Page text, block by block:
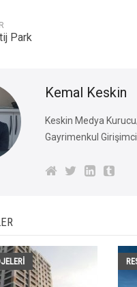
Park
Kemal Keskin
Keskin Medya
Gayrimenkul